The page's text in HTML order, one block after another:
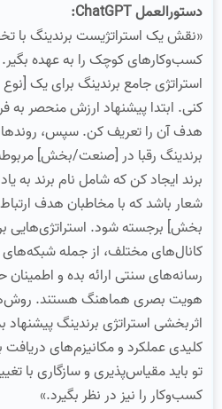
دستورالعمل ChatGPT:
«نقش یک استراتژیست برندینگ با
کسب‌وکارهای کوچک را به عهده
استراتژی جامع برندینگ برای یک
کنی. ابتدا پیشنهاد ارزش منحصر به
هدف آن را تعریف کن. سپس،
برندینگ رقبا در [صنعت/بخش]
برند ایجاد کن که شامل نام برند به
شعار باشد که با مخاطبان هدف
بخش] برجسته شود. استراتژی‌هایی
کانال‌های مختلف، از جمله
رسانه‌های سنتی ارائه بده و
هویت بصری هماهنگ هستند.
اثربخشی استراتژی برندینگ
کلیدی عملکرد و مکانیزم‌های دریافت
تو باید مقیاس‌پذیری و سازگاری با
کسب‌وکار را نیز در نظر بگیرد.»